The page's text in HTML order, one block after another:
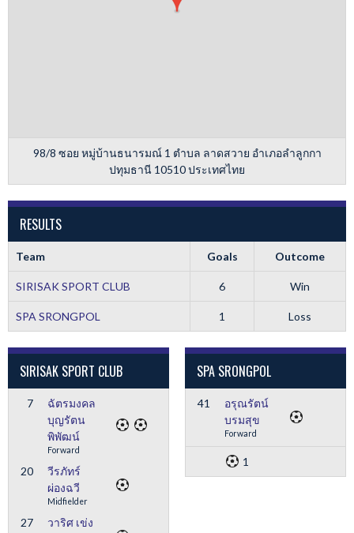
98/8 ซอย หมู่บ้านธนารมณ์ 1 ตำบล ลาดสวาย อำเภอลำลูกกา
ปทุมธานี 10510 ประเทศไทย
RESULTS
Team Goals Outcome
SIRISAK SPORT CLUB 6 Win
SPA SRONGPOL 1 Loss
SIRISAK SPORT CLUB
7
ฉัตรมงคล
บุญรัตน
พิพัฒน์
Forward
20
วีรภัทร์
ผ่องฉวี
Midfielder
27
วาริศ เข่ง
SPA SRONGPOL
41
อรุณรัตน์
บรมสุข
Forward
1